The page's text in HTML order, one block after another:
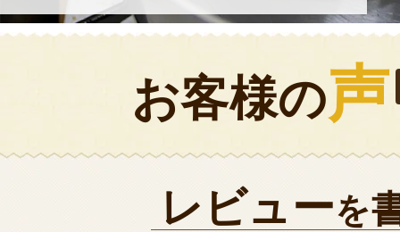
お客様の声
レビューを